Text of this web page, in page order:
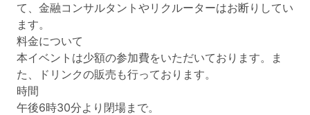
て、金融コンサルタントやリクルーターはお断りしてい
ます。
料金について
本イベントは少額の参加費をいただいております。ま
た、ドリンクの販売も行っております。
時間
午後6時30分より閉場まで。